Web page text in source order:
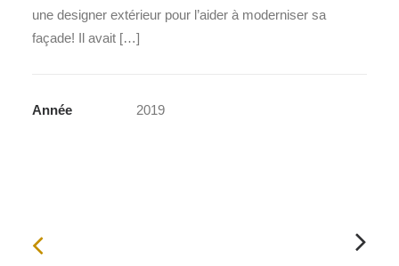
une designer extérieur pour l’aider à moderniser sa
façade! Il avait […]
Année 2019